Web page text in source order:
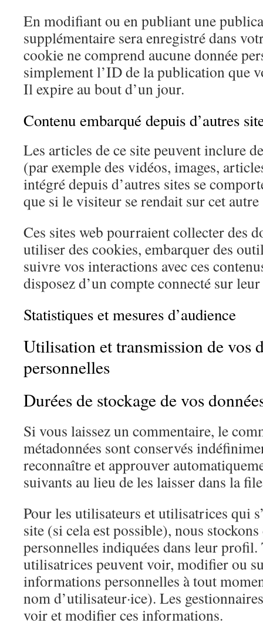
En modifiant ou en publiant une
supplémentaire sera enregistré dans
cookie ne comprend aucune donnée
simplement l’ID de la publication que
Il expire au bout d’un jour.
Contenu embarqué depuis d’autres
Les articles de ce site peuvent inclure
(par exemple des vidéos, images,
intégré depuis d’autres sites se
que si le visiteur se rendait sur cet autre
Ces sites web pourraient collecter des
utiliser des cookies, embarquer des
suivre vos interactions avec ces
disposez d’un compte connecté sur
Statistiques et mesures d’audience
Utilisation et transmission de vos
personnelles
Durées de stockage de vos
Si vous laissez un commentaire, le
métadonnées sont conservés
reconnaître et approuver
suivants au lieu de les laisser dans la
Pour les utilisateurs et utilisatrices qui
site (si cela est possible), nous
personnelles indiquées dans leur
utilisatrices peuvent voir, modifier ou
informations personnelles à tout
nom d’utilisateur·ice). Les
voir et modifier ces informations.